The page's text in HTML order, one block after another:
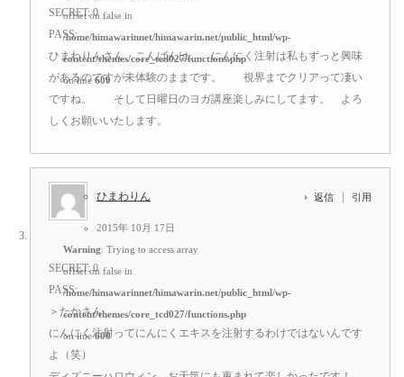
offset on false in
/home/himawarinnet/himawarin.net/public_html/wp-
content/themes/core_tcd027/functions.php
on line 600
SECRET: 0
PASS:
ひまわりんさん、こんばんは。 にんにく注射は私もずっと興味
があるのですが未体験のままです。 視界までクリアって凄い
ですね。 そして日曜日のヨガ講座楽しみにしてます。 よろ
しくお願いいたします。
ひまわりん
2015年 10月 17日
Warning: Trying to access array
offset on false in
/home/himawarinnet/himawarin.net/public_html/wp-
content/themes/core_tcd027/functions.php
on line600
返信 引用
SECRET: 0
PASS:
＞たかさん
にんにく注射ってにんにくエキスを注射するわけではないんです
よ（笑）